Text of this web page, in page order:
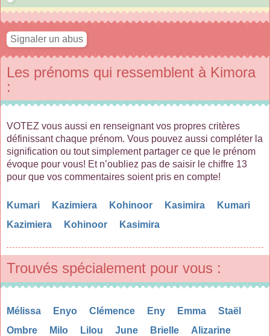
Les prénoms qui ressemblent à Kimora
:
VOTEZ vous aussi en renseignant vos propres critères
définissant chaque prénom. Vous pouvez aussi compléter la
signification ou tout simplement partager ce que le prénom
évoque pour vous! Et n’oubliez pas de saisir le chiffre 13
pour que vos commentaires soient pris en compte!
Kumari Kazimiera Kohinoor Kasimira
Kumari
Kazimiera
Kohinoor Kasimira
Trouvés spécialement pour vous :
Mélissa Enyo Clémence Eny Emma
Staël
Ombre
Milo Lilou June Brielle
Alizarine